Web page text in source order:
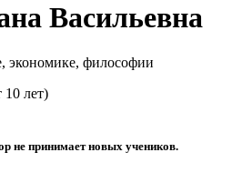
Васильевна
экономике, философии
лет)
не принимает новых учеников.